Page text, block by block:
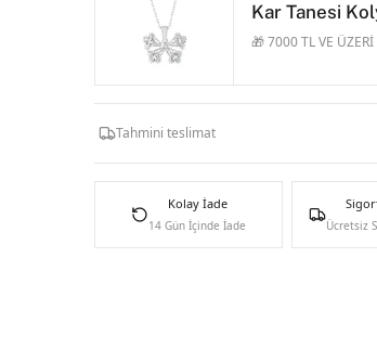
Kar Tanesi
🎁 7000 TL VE ÜZERİ
Tahmini teslimat
Kolay İade
14 Gün İçinde İade Ücretsiz